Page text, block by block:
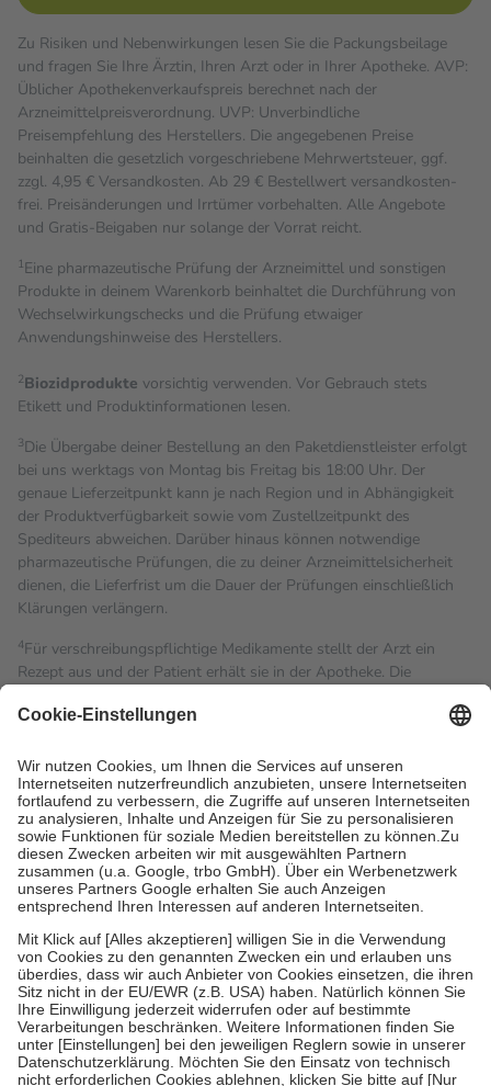
Zu Risiken und Nebenwirkungen lesen Sie die Packungsbeilage
und fragen Sie Ihre Ärztin, Ihren Arzt oder in Ihrer Apotheke. AVP:
Üblicher Apothekenverkaufspreis berechnet nach der
Arzneimittelpreisverordnung. UVP: Unverbindliche
Preisempfehlung des Herstellers. Die angegebenen Preise
beinhalten die gesetzlich vorgeschriebene Mehrwertsteuer, ggf.
zzgl. 4,95 € Versandkosten. Ab 29 € Bestell­wert versand­kosten­
frei. Preisänderungen und Irrtümer vorbehalten. Alle Angebote
und Gratis-Beigaben nur solange der Vorrat reicht.
1Eine pharmazeutische Prüfung der Arzneimittel und sonstigen
Produkte in deinem Warenkorb beinhaltet die Durchführung von
Wechselwirkungschecks und die Prüfung etwaiger
Anwendungshinweise des Herstellers.
2Biozidprodukte vorsichtig verwenden. Vor Gebrauch stets
Etikett und Produktinformationen lesen.
3Die Übergabe deiner Bestellung an den Paketdienstleister erfolgt
bei uns werktags von Montag bis Freitag bis 18:00 Uhr. Der
genaue Lieferzeitpunkt kann je nach Region und in Abhängigkeit
der Produktverfügbarkeit sowie vom Zustellzeitpunkt des
Spediteurs abweichen. Darüber hinaus können notwendige
pharmazeutische Prüfungen, die zu deiner Arzneimittelsicherheit
dienen, die Lieferfrist um die Dauer der Prüfungen einschließlich
Klärungen verlängern.
4Für verschreibungspflichtige Medikamente stellt der Arzt ein
Rezept aus und der Patient erhält sie in der Apotheke. Die
Kosten dafür, der Versicherte trägt einen Teil davon als Zuzahlung
Grundsätzlich leisten Mitglieder Zuzahlungen in Höhe von zehn
Prozent des Abgabepreises,mindestensjedochfünf Euround
höchstens zehn Euro.Es sind jedoch nie mehr als die
tatsächlichen Kosten der Leistung zu entrichten.
Diese Regeln gelten grundsätzlich auch für Online-Apotheken.
Bei Heilmitteln und häuslicher Krankenpflege beträgt die
Zuzahlung zehn Prozent der Kosten sowie zehn Euro je
Um das Engagement der Versicherten für ihre eigene Gesundheit
zu stärken und die besondere Stellung der Familie zu unterstützen,
fallenkeine Zuzahlungenan bei:
• Kindern und Jugendlichen bis zum vollendeten 18. Lebensjahr
mit Ausnahme der Fahrkosten
• Untersuchungen zur Vorsorge und Früherkennung, die von der